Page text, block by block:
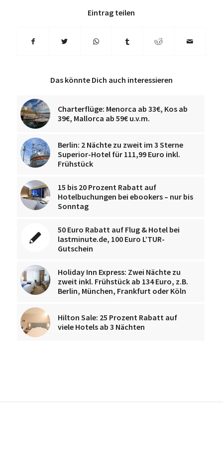
Eintrag teilen
Das könnte Dich auch interessieren
Charterflüge: Menorca ab 33€, Kos ab
39€, Mallorca ab 59€ u.v.m.
Berlin: 2 Nächte zu zweit im 3 Sterne
Superior-Hotel für 111,99 Euro inkl.
Frühstück
15 bis 20 Prozent Rabatt auf
Hotelbuchungen bei ebookers – nur bis
Sonntag
50 Euro Rabatt auf Flug & Hotel bei
lastminute.de, 100 Euro L’TUR-
Gutschein
Holiday Inn Express: Zwei Nächte zu
zweit inkl. Frühstück ab 134 Euro, z.B.
Berlin, München, Frankfurt oder Köln
Hilton Sale: 25 Prozent Rabatt auf
viele Hotels ab 3 Nächten